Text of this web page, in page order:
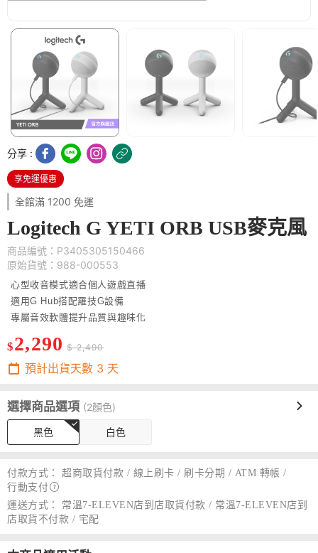
分享 :
享免運優惠
全館滿 1200 免運
Logitech G YETI ORB USB麥克風
商品編號：P3405305150466
原始貨號：988-000553
心型收音模式適合個人遊戲直播
適用G Hub搭配羅技G設備
專屬音效軟體提升品質與趣味化
$2,290 $ 2,490
預計出貨天數 3 天
選擇商品選項 (2顏色)
黑色 白色
付款方式：
超商取貨付款 / 線上刷卡 / 刷卡分期 / ATM 轉帳 /
行動支付
運送方式：
常溫7-ELEVEN店到店取貨付款 / 常溫7-ELEVEN店到
店取貨不付款 / 宅配